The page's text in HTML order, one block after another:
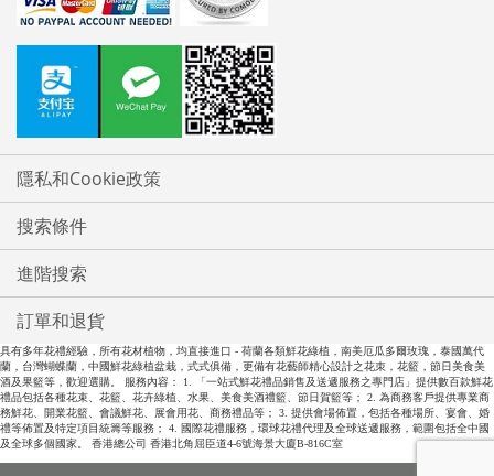
隱私和Cookie政策
搜索條件
進階搜索
訂單和退貨
具有多年花禮經驗，所有花材植物，均直接進口 - 荷蘭各類鮮花綠植，南美厄瓜多爾玫瑰，泰國萬代
蘭，台灣蝴蝶蘭，中國鮮花綠植盆栽，式式俱備，更備有花藝師精心設計之花朿，花籃，節日美食美
酒及果籃等，歡迎選購。 服務內容： 1. 「一站式鮮花禮品銷售及送遞服務之專門店」提供數百款鮮花
禮品包括各種花束、花籃、花卉綠植、水果、美食美酒禮籃、節日賀籃等； 2. 為商務客戶提供專業商
務鮮花、開業花籃、會議鮮花、展會用花、商務禮品等； 3. 提供會場佈置，包括各種場所、宴會、婚
禮等佈置及特定項目統籌等服務； 4. 國際花禮服務，環球花禮代理及全球送遞服務，範圍包括全中國
及全球多個國家。 香港總公司 香港北角屈臣道4-6號海景大廈B-816C室